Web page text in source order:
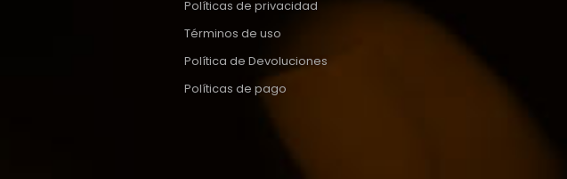
Políticas de privacidad
Términos de uso
Política de Devoluciones
Políticas de pago